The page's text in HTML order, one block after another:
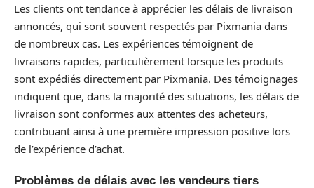
Les clients ont tendance à apprécier les délais de livraison
annoncés, qui sont souvent respectés par Pixmania dans
de nombreux cas. Les expériences témoignent de
livraisons rapides, particulièrement lorsque les produits
sont expédiés directement par Pixmania. Des témoignages
indiquent que, dans la majorité des situations, les délais de
livraison sont conformes aux attentes des acheteurs,
contribuant ainsi à une première impression positive lors
de l’expérience d’achat.
Problèmes de délais avec les vendeurs tiers